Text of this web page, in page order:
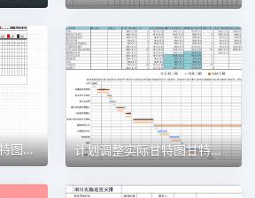
认筹前工作计划表1甘特图excel模板 计划调整实际甘特图甘特图excel模板